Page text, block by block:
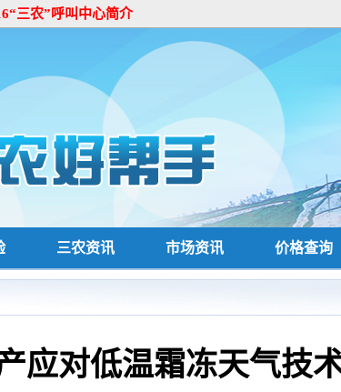
三农”呼叫中心简介
三农资讯 市场资讯 价格查询
应对低温霜冻天气技